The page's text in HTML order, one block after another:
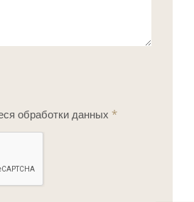
обработки данных *